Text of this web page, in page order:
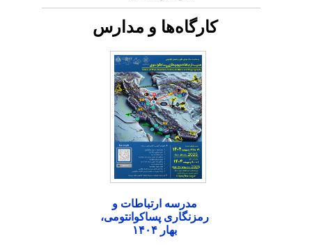
کارگاه‌ها و مدارس
مدرسه ارتباطات و
رمزنگاری پساکوانتومی،
بهار ۱۴۰۴